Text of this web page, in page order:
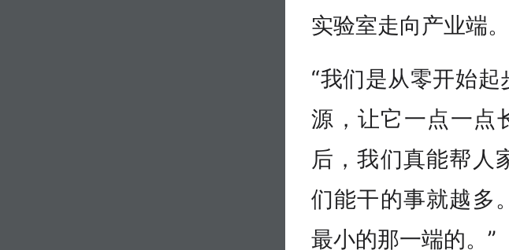
实验室走向产业端。
“我们是从零开始
源，让它一点一点
后，我们真能帮人
们能干的事就越多
最小的那一端的。”